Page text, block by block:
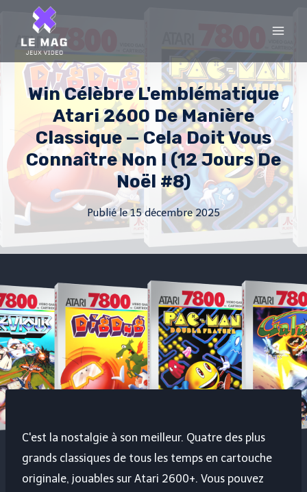
content
Win Célèbre L'emblématique
Atari 2600 De Manière
Classique — Cela Doit Vous
Connaître Non ! (12 Jours De
Noël #8)
Publié le15 décembre 2025
C'est la nostalgie à son meilleur. Quatre des plus
grands classiques de tous les temps en cartouche
originale, jouables sur Atari 2600+. Vous pouvez